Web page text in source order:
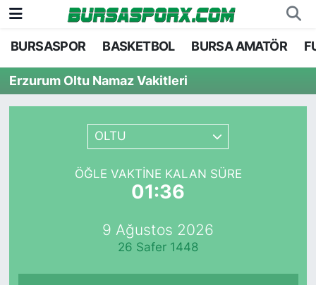
BURSASPOR BASKETBOL BURSA AMATÖR
Erzurum Oltu Namaz Vakitleri
OLTU
ÖĞLE VAKTINE KALAN SÜRE
01:36
9 Ağustos 2026
26 Safer 1448
Bursaspor
Futbol
Basketbol
Bursa Nöbetçi Eczaneler
Bursa Hava Durumu
Bursa Namaz Vakitleri
TFF 1.Lig Puan Durumu ve Fikstür
Tüm Manşetler